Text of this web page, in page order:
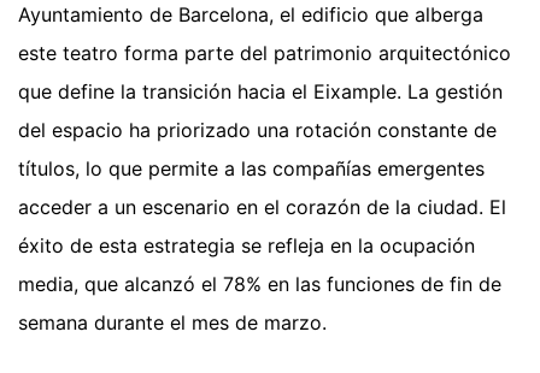
Ayuntamiento de Barcelona, el edificio que alberga
este teatro forma parte del patrimonio arquitectónico
que define la transición hacia el Eixample. La gestión
del espacio ha priorizado una rotación constante de
títulos, lo que permite a las compañías emergentes
acceder a un escenario en el corazón de la ciudad. El
éxito de esta estrategia se refleja en la ocupación
media, que alcanzó el 78% en las funciones de fin de
semana durante el mes de marzo.